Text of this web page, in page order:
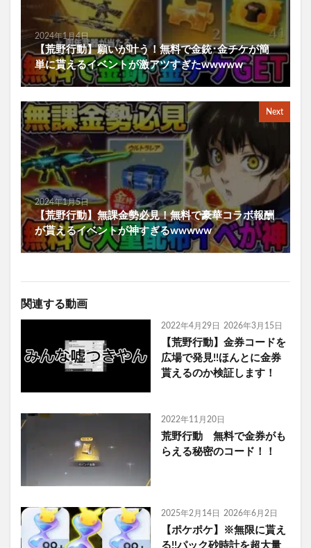
2024年1月4日
【荒野行動】願いが叶う！無料で金銃･金チケが簡
単に貰えるイベントが激アツすぎたwwwww
Next
2024年1月5日
【荒野行動】無課金勢必見！無料で豪華コラボ報酬
が貰えるイベントが神すぎるwwwww
関連する動画
2022年4月29日 2026年3月15日
【荒野行動】金券コードを
広場で発見!!ほんとに金券
貰えるのか検証します！
2022年11月20日
荒野行動 無料で金券がも
らえる秘密のコード！！
2025年2月14日 2026年6月2日
【ポケポケ】※無限に貰え
る!!パック砂時計を超大量